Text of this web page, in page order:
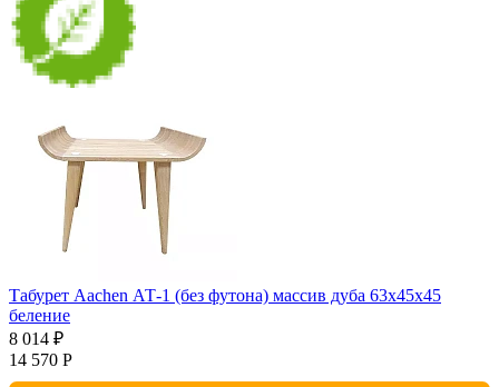
Табурет Aachen АТ-1 (без футона) массив дуба 63х45х45
беление
8 014 ₽
14 570 Р